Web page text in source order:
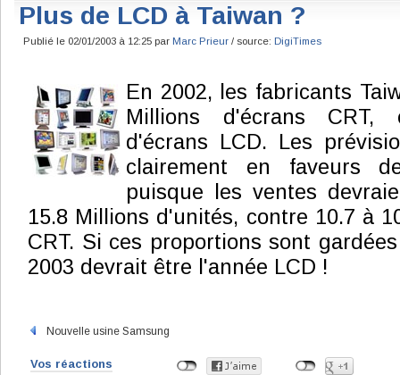
Plus de LCD à Taiwan ?
Publié le 02/01/2003 à 12:25 par Marc Prieur / source: DigiTimes
En 2002, les fabricants
Millions d'écrans
d'écrans LCD. Les
clairement en faveurs
puisque les ventes
15.8 Millions d'unités, contre 10.7 à
CRT. Si ces proportions sont
2003 devrait être l'année LCD !
Nouvelle usine Samsung
Vos réactions